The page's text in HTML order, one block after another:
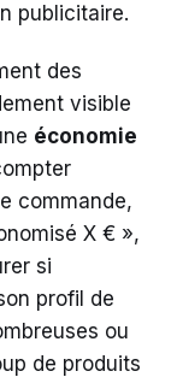
publicitaire.
des
visible
économie
commande,
X € »,
si
profil de
ou
de produits